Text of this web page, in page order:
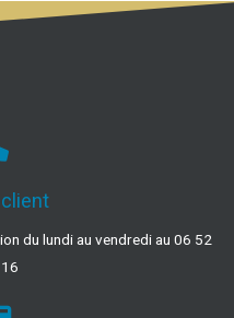
du lundi au vendredi au 06 52